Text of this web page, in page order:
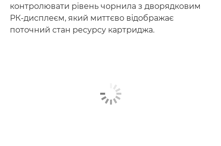
контролювати рівень чорнила з дворядковим
РК-дисплеєм, який миттєво відображає
поточний стан ресурсу картриджа.